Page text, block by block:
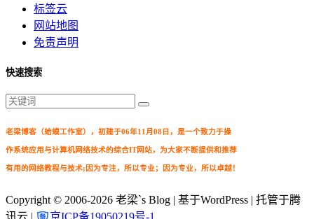
标签云
网站地图
免责声明
快速搜索
老梁博客（蛤蟆工作室），初建于06年11月08日，是一个致力于操
作系统应用与计算机网络技术的综合IT网站，为大家不断提供和推荐
有用的网络教程与技术;因为专注，所以专业；因为专业，所以卓越！
Copyright © 2006-2026 老梁`s Blog | 基于WordPress | 托管于腾
讯云 |
京ICP备19050219号-1